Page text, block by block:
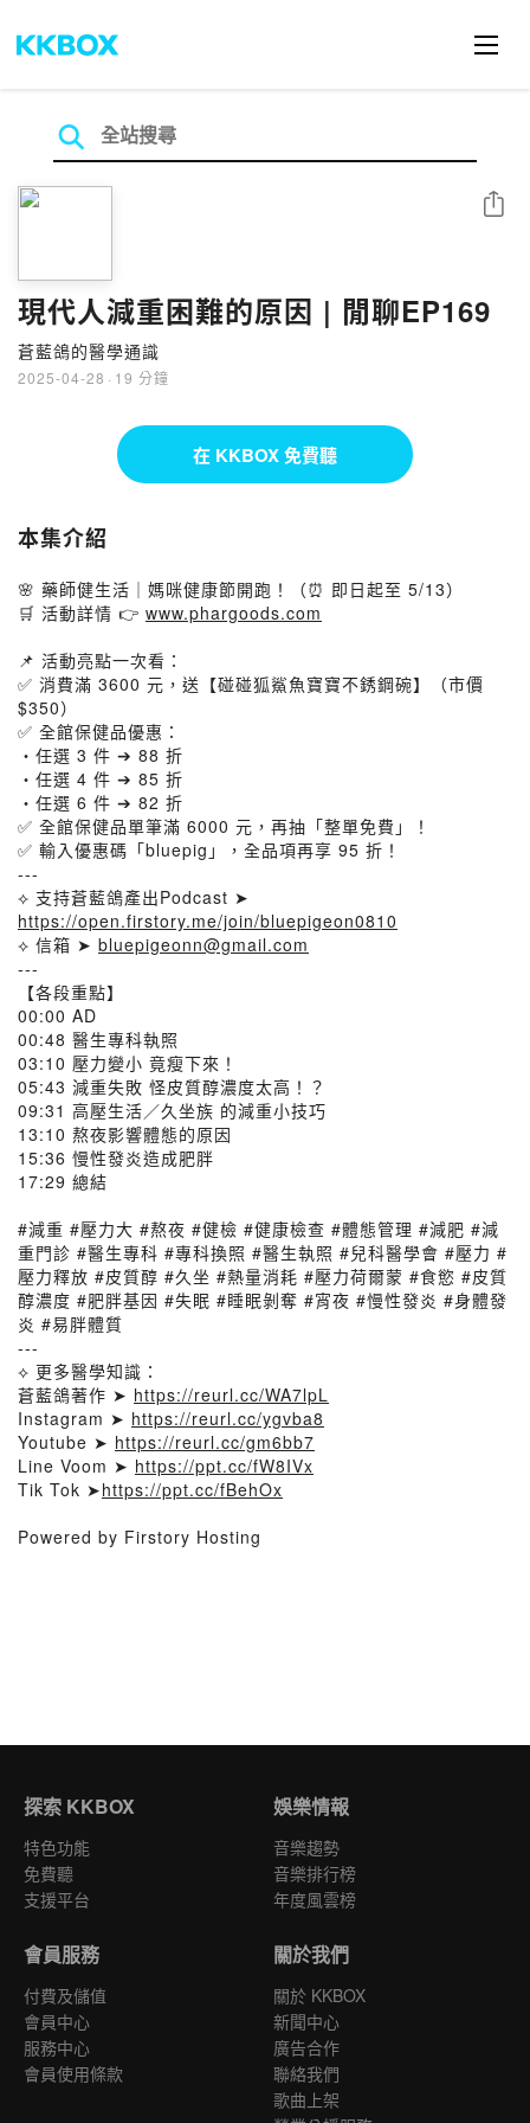
現代人減重困難的原因 | 閒聊EP169
蒼藍鴿的醫學通識
2025-04-28 · 19 分鐘
分享
在 KKBOX 免費聽
本集介紹
🌸 藥師健生活｜媽咪健康節開跑！（⏰ 即日起至 5/13）
🛒 活動詳情 👉 www.phargoods.com
📌 活動亮點一次看：
✅ 消費滿 3600 元，送【碰碰狐鯊魚寶寶不銹鋼碗】（市價
$350）
✅ 全館保健品優惠：
・任選 3 件 ➔ 88 折
・任選 4 件 ➔ 85 折
・任選 6 件 ➔ 82 折
✅ 全館保健品單筆滿 6000 元，再抽「整單免費」！
✅ 輸入優惠碼「bluepig」，全品項再享 95 折！
---
⟡ 支持蒼藍鴿產出Podcast ➤
https://open.firstory.me/join/bluepigeon0810
⟡ 信箱 ➤ bluepigeonn@gmail.com
---
【各段重點】
00:00 AD
00:48 醫生專科執照
03:10 壓力變小 竟瘦下來！
05:43 減重失敗 怪皮質醇濃度太高！？
09:31 高壓生活／久坐族 的減重小技巧
13:10 熬夜影響體態的原因
15:36 慢性發炎造成肥胖
17:29 總結
#減重 #壓力大 #熬夜 #健檢 #健康檢查 #體態管理 #減肥 #減
重門診 #醫生專科 #專科換照 #醫生執照 #兒科醫學會 #壓力 #
壓力釋放 #皮質醇 #久坐 #熱量消耗 #壓力荷爾蒙 #食慾 #皮質
醇濃度 #肥胖基因 #失眠 #睡眠剝奪 #宵夜 #慢性發炎 #身體發
炎 #易胖體質
---
⟡ 更多醫學知識：
蒼藍鴿著作 ➤ https://reurl.cc/WA7lpL
Instagram ➤ https://reurl.cc/ygvba8
Youtube ➤ https://reurl.cc/gm6bb7
Line Voom ➤ https://ppt.cc/fW8IVx
Tik Tok ➤https://ppt.cc/fBehOx
Powered by Firstory Hosting
探索 KKBOX
特色功能
免費聽
支援平台
娛樂情報
音樂趨勢
音樂排行榜
年度風雲榜
會員服務
付費及儲值
會員中心
服務中心
會員使用條款
關於我們
關於 KKBOX
新聞中心
廣告合作
聯絡我們
歌曲上架